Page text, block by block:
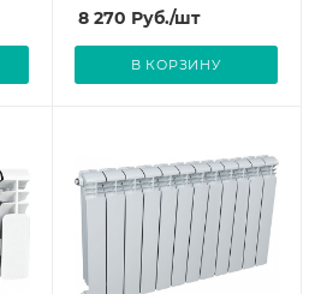
8 270 Руб./шт
В КОРЗИНУ